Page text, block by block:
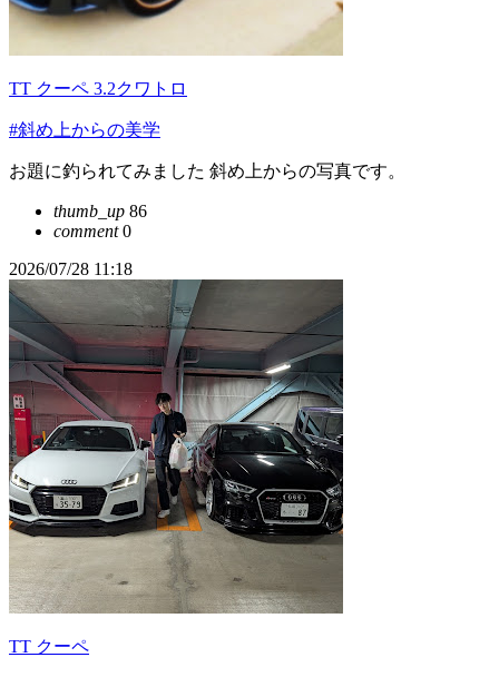
TT クーペ 3.2クワトロ
#斜め上からの美学
お題に釣られてみました 斜め上からの写真です。
thumb_up 86
comment0
2026/07/28 11:18
TT クーペ